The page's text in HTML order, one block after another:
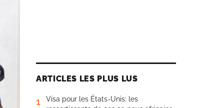
ARTICLES LES PLUS LUS
1
Visa pour les États-Unis: les